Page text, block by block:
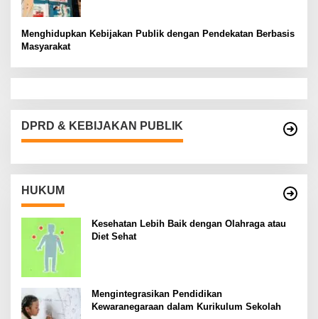
Menghidupkan Kebijakan Publik dengan Pendekatan Berbasis
Masyarakat
DPRD & KEBIJAKAN PUBLIK
HUKUM
Kesehatan Lebih Baik dengan Olahraga atau
Diet Sehat
Mengintegrasikan Pendidikan
Kewaranegaraan dalam Kurikulum Sekolah